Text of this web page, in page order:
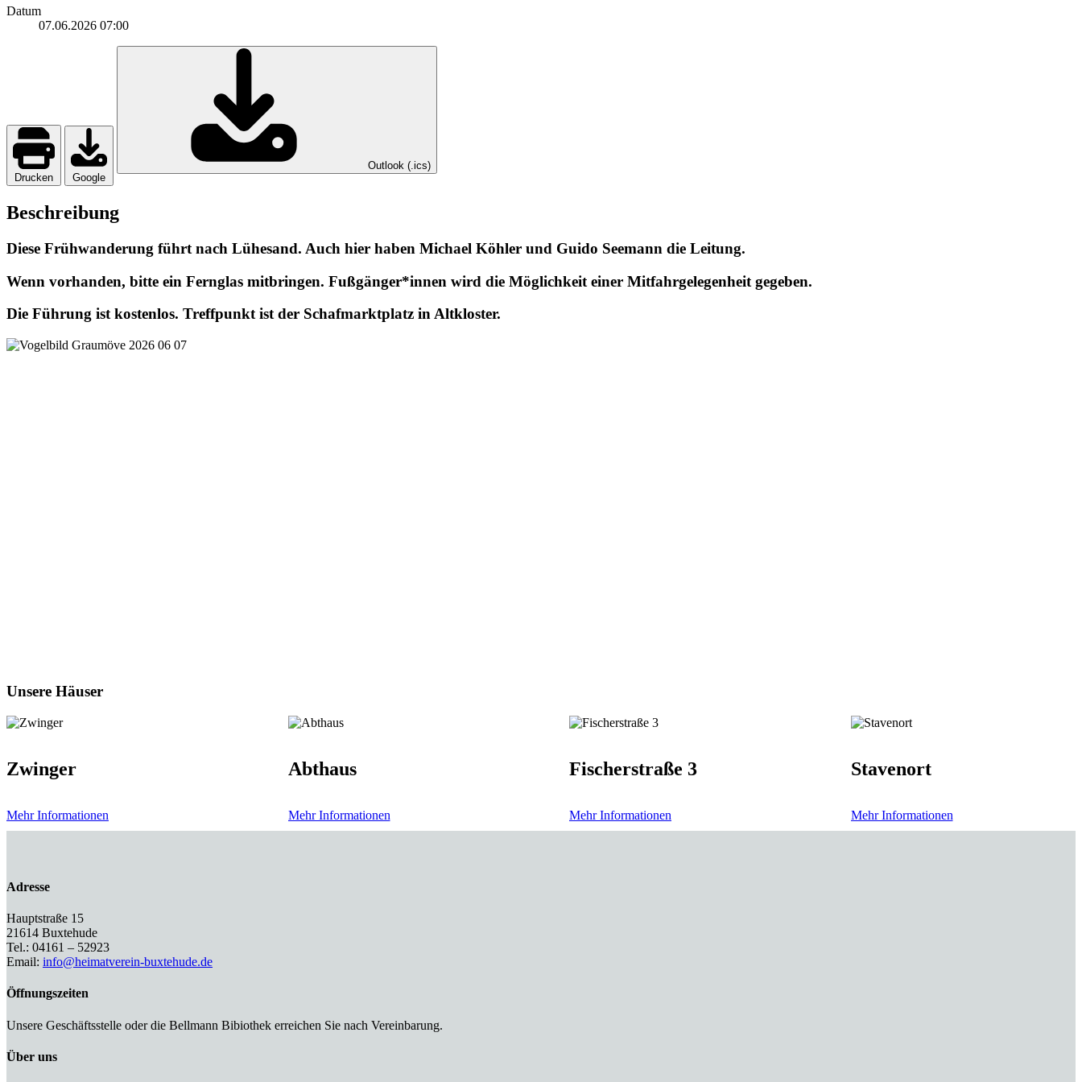
Datum
07.06.2026 07:00
Drucken Google
Outlook (.ics)
Beschreibung
Diese Frühwanderung führt nach Lühesand. Auch hier haben Michael Köhler und Guido Seemann die Leitung.
Wenn vorhanden, bitte ein Fernglas mitbringen. Fußgänger*innen wird die Möglichkeit einer Mitfahrgelegenheit gegeben.
Die Führung ist kostenlos. Treffpunkt ist der Schafmarktplatz in Altkloster.
Unsere Häuser
Zwinger
Mehr Informationen
Abthaus
Mehr Informationen
Fischerstraße 3
Mehr Informationen
Stavenort
Mehr Informationen
Adresse
Hauptstraße 15
21614 Buxtehude
Tel.: 04161 – 52923
Email: info@heimatverein-buxtehude.de
Öffnungszeiten
Unsere Geschäftsstelle oder die Bellmann Bibiothek erreichen Sie nach Vereinbarung.
Über uns